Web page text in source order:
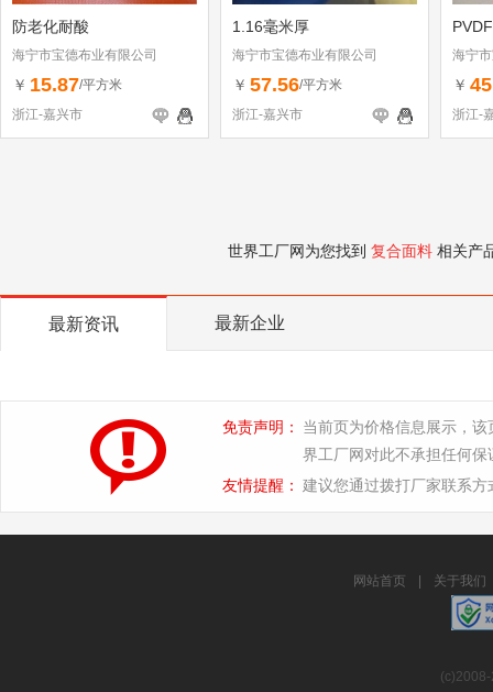
防老化耐酸
海宁市宝德布业有限公司
￥ 15.87/平方米
浙江-嘉兴市
1.16毫米厚
海宁市宝德布业有限公司
￥ 57.56/平方米
浙江-嘉兴市
海宁
￥
浙江-
世界工厂网为您找到 复合面料 相关产
最新资讯 最新企业
免责声明：
当前页为价格信息展示，
界工厂网对此不承担任何保
友情提醒： 建议您通过拨打厂家联系
网站首页 关于我们